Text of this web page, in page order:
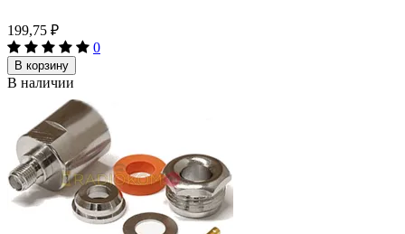
199,75 ₽
0
В корзину
В наличии